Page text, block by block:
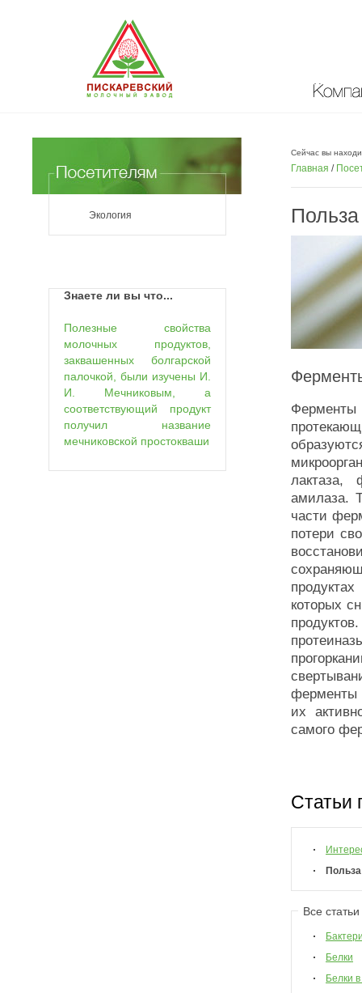
Экология
Знаете ли вы что...
Полезные свойства
молочных продуктов,
заквашенных болгарской
палочкой, были изучены И.
И. Мечниковым, а
соответствующий продукт
получил название
мечниковской простокваши
Сейчас вы
Главная /
лактаза,
амилаза.
части
потери
которых
ферменты
их
самого
Статьи
Все
Белки
Белки